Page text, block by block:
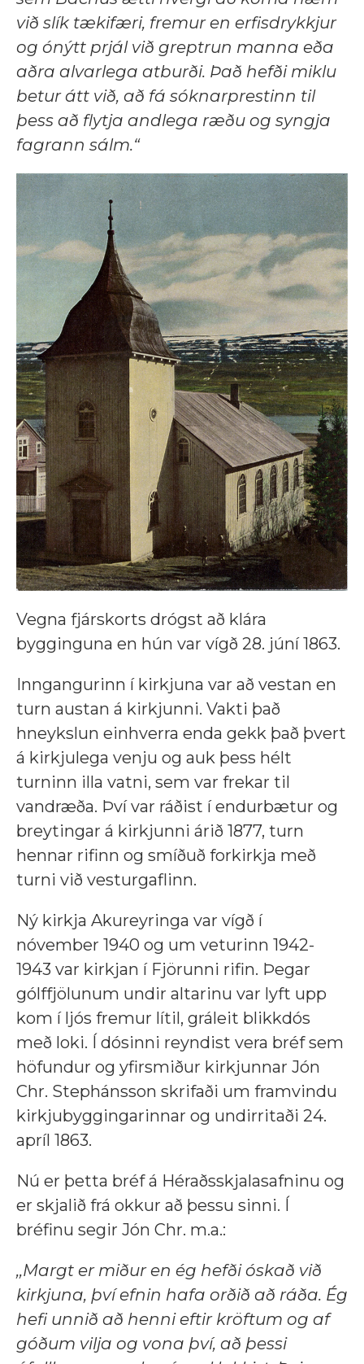
við slík tækifæri, fremur en erfisdrykkjur
og ónýtt prjál við greptrun manna eða
aðra alvarlega atburði. Það hefði miklu
betur átt við, að fá sóknarprestinn til
þess að flytja andlega ræðu og syngja
fagrann sálm.“
Vegna fjárskorts drógst að klára
bygginguna en hún var vígð 28. júní 1863.
Inngangurinn í kirkjuna var að vestan en
turn austan á kirkjunni. Vakti það
hneykslun einhverra enda gekk það þvert
á kirkjulega venju og auk þess hélt
turninn illa vatni, sem var frekar til
vandræða. Því var ráðist í endurbætur og
breytingar á kirkjunni árið 1877, turn
hennar rifinn og smíðuð forkirkja með
turni við vesturgaflinn.
Ný kirkja Akureyringa var vígð í
nóvember 1940 og um veturinn 1942-
1943 var kirkjan í Fjörunni rifin. Þegar
gólffjölunum undir altarinu var lyft upp
kom í ljós fremur lítil, gráleit blikkdós
með loki. Í dósinni reyndist vera bréf sem
höfundur og yfirsmiður kirkjunnar Jón
Chr. Stephánsson skrifaði um framvindu
kirkjubyggingarinnar og undirritaði 24.
apríl 1863.
Nú er þetta bréf á Héraðsskjalasafninu og
er skjalið frá okkur að þessu sinni. Í
bréfinu segir Jón Chr. m.a.:
,,Margt er miður en ég hefði óskað við
kirkjuna, því efnin hafa orðið að ráða. Ég
hefi unnið að henni eftir kröftum og af
góðum vilja og vona því, að þessi